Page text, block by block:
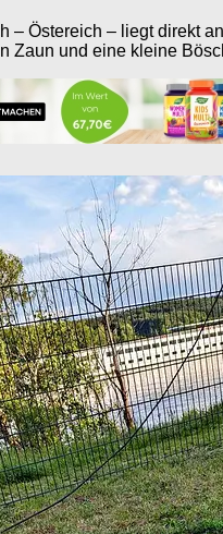
– Östereich – liegt direkt
Zaun und eine kleine